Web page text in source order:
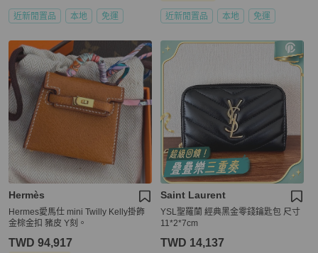
近新閒置品 本地 免運 近新閒置品 本地 免運
Hermès
Hermes愛馬仕 mini Twilly Kelly掛飾
金棕金扣 豬皮 Y刻。
TWD 94,917
Saint Laurent
YSL聖羅蘭 經典黑金零錢鑰匙包 尺寸
11*2*7cm
TWD 14,137